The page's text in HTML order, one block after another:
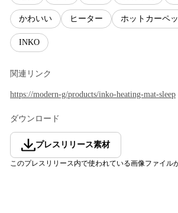
かわいい ヒーター ホットカーペ
INKO
関連リンク
https://modern-g/products/inko-heating-mat-sleep
ダウンロード
プレスリリース素材
このプレスリリース内で使われている画像ファイル